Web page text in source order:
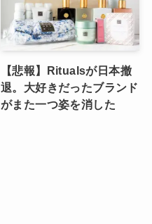
【悲報】Ritualsが日本撤
退。大好きだったブランド
がまた一つ姿を消した